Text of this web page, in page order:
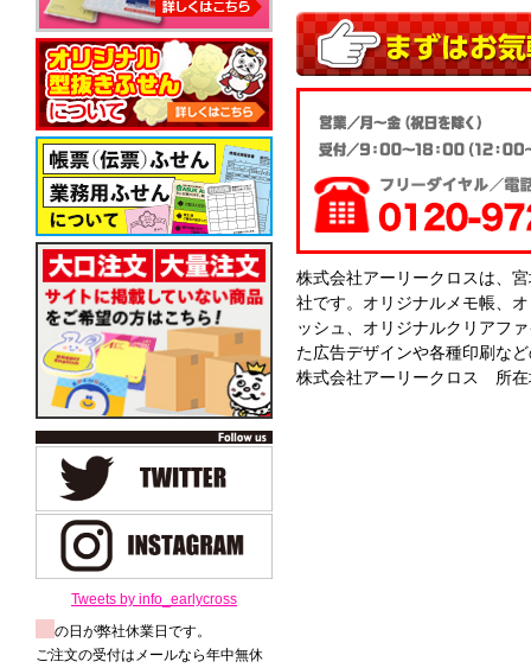
Tweets by info_earlycross
の日が弊社休業日です。
ご注文の受付はメールなら年中無休
株式会社アーリークロスは、
社です。オリジナルメモ帳、
ッシュ、オリジナルクリアフ
た広告デザインや各種印刷な
株式会社アーリークロス 所在